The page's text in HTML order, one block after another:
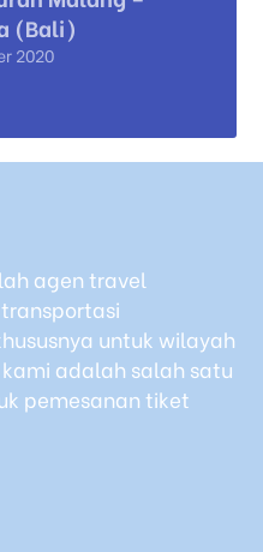
(Bali)
2020
agen travel
untuk wilayah
adalah salah satu
pemesanan tiket